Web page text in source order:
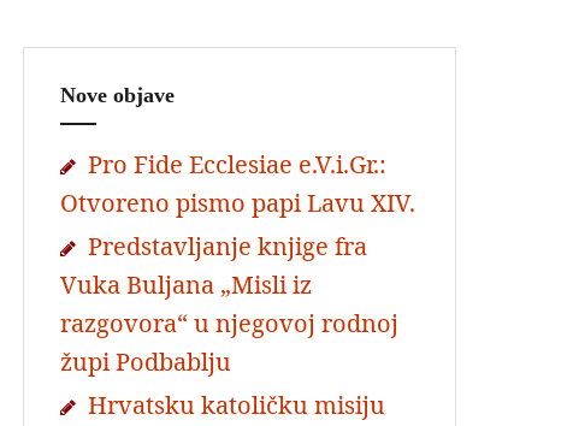
Nove objave
Pro Fide Ecclesiae e.V.i.Gr.:
Otvoreno pismo papi Lavu XIV.
Predstavljanje knjige fra
Vuka Buljana „Misli iz
razgovora“ u njegovoj rodnoj
župi Podbablju
Hrvatsku katoličku misiju